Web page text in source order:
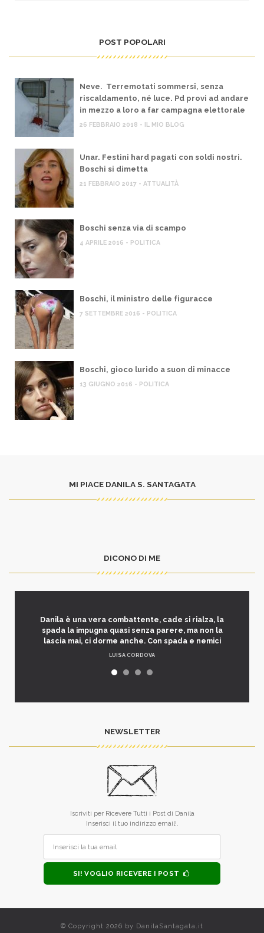
POST POPOLARI
Neve. Terremotati sommersi, senza
riscaldamento, né luce. Pd provi ad andare
in mezzo a loro a far campagna elettorale
26 FEBBRAIO 2018 - IL MIO BLOG
Unar. Festini hard pagati con soldi nostri.
Boschi si dimetta
21 FEBBRAIO 2017 - ATTUALITÀ
Boschi senza via di scampo
4 APRILE 2016 - POLITICA
Boschi, il ministro delle figuracce
7 SETTEMBRE 2016 - POLITICA
Boschi, gioco lurido a suon di minacce
13 GIUGNO 2016 - POLITICA
MI PIACE DANILA S. SANTAGATA
DICONO DI ME
Danila è una vera combattente, cade si rialza, la
spada la impugna quasi senza parere, ma non la
lascia mai, ci dorme anche. Con spada e nemici
LUISA CORDOVA
NEWSLETTER
Iscriviti per Ricevere Tutti i Post di Danila
Inserisci il tuo indirizzo email!.
SI! VOGLIO RICEVERE I POST
© Copyright 2026 by DanilaSantagata.it